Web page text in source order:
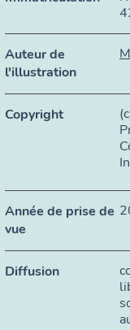
Auteur de
l'illustration
Copyright
Année de prise de
vue
Diffusion